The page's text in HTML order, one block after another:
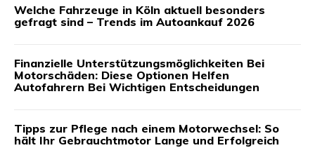
Welche Fahrzeuge in Köln aktuell besonders
gefragt sind – Trends im Autoankauf 2026
Finanzielle Unterstützungsmöglichkeiten Bei
Motorschäden: Diese Optionen Helfen
Autofahrern Bei Wichtigen Entscheidungen
Tipps zur Pflege nach einem Motorwechsel: So
hält Ihr Gebrauchtmotor Lange und Erfolgreich